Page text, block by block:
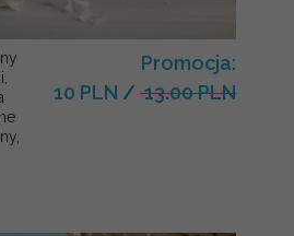
Promocja:
10 PLN / 13.00 PLN